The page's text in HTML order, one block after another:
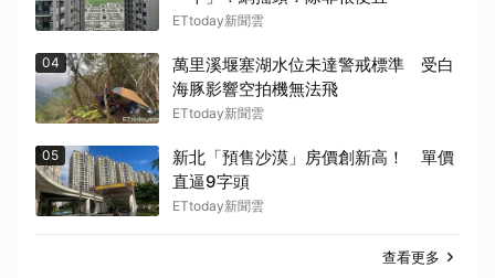
ETtoday新聞雲
04
萬里溪堰塞湖水位未達警戒標準 受白
海豚影響空拍機無法飛
ETtoday新聞雲
05
新北「預售沙漠」房價創新高！ 單價
直逼9字頭
ETtoday新聞雲
查看更多